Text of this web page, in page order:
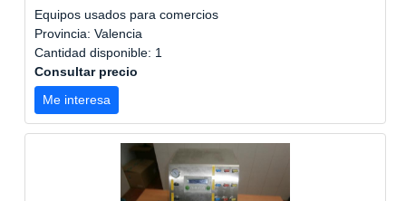
Equipos usados para comercios
Provincia: Valencia
Cantidad disponible: 1
Consultar precio
Me interesa